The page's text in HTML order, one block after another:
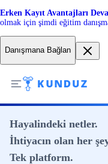
Erken Kayıt Avantajları
olmak için şimdi eğitim
Danışmana Bağlan
Hayalindeki netler.
İhtiyacın olan her
Tek platform.